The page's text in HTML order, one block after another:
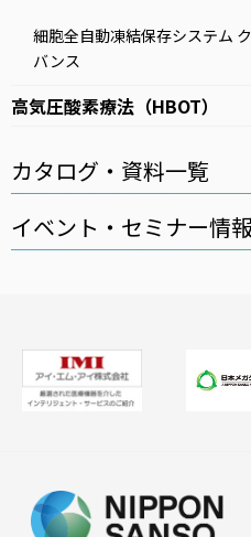
細胞全自動凍結保存システム
バンス
高気圧酸素療法（HBOT）
カタログ・資料一覧
全件表示
在宅医療
医療ガスパイピングシステム
イベント・セミナー情報